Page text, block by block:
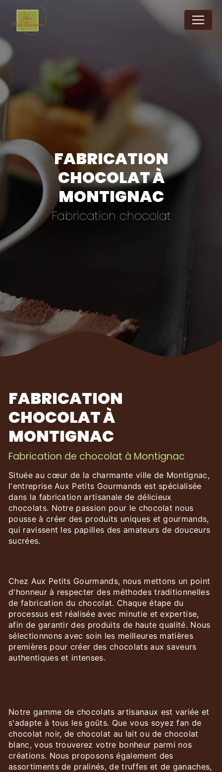
FABRICATION
CHOCOLAT À
MONTIGNAC
Fabrication chocolat
FABRICATION
CHOCOLAT À
MONTIGNAC
Fabrication de chocolat à Montignac
Située au cœur de la charmante ville de Montignac,
l'entreprise Aux Petits Gourmands est spécialisée
dans la fabrication artisanale de délicieux
chocolats. Notre passion pour le chocolat nous
pousse à créer des produits uniques et gourmands,
qui ravissent les papilles des amateurs de douceurs
sucrées.
Chez Aux Petits Gourmands, nous mettons un point
d'honneur à respecter des méthodes traditionnelles
de fabrication du chocolat. Chaque étape du
processus est réalisée avec minutie et expertise,
afin de garantir des produits de haute qualité. Nous
sélectionnons avec soin les meilleures matières
premières pour créer des chocolats aux saveurs
authentiques et intenses.
Notre gamme de chocolats artisanaux est variée et
s'adapte à tous les goûts. Que vous soyez fan de
chocolat noir, de chocolat au lait ou de chocolat
blanc, vous trouverez votre bonheur parmi nos
créations. Nous proposons également des
assortiments de pralinés, de truffes et de ganaches,
Panneau de gestion des cookies